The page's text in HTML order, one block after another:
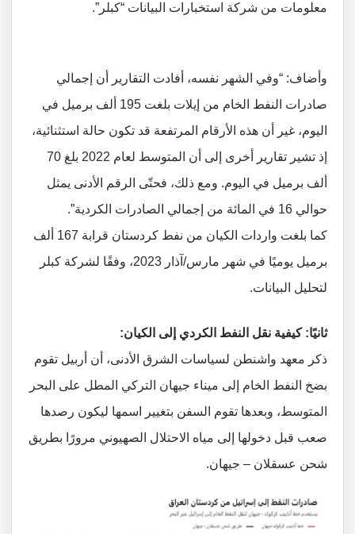
معلومات من شركة استخبارات البيانات “كبلر”.
وأضاف: “وفي الشهر نفسه، أفادت التقارير أن إجمالي
صادرات النفط الخام من إيلات بلغت 195 ألف برميل في
اليوم، غير أن هذه الأرقام المرتفعة قد تكون حالة استثنائية،
إذ تشير تقارير أخرى إلى أن المتوسط لعام 2022 بلغ 70
ألف برميل في اليوم. ومع ذلك، فحتّى الرقم الأدنى يمثل
حوالي 16 في المائة من إجمالي الصادرات الكردية”.
كما بلغت واردات الكيان من نفط كردستان قرابة 167 ألف
برميل يوميًا في شهر مارس/آذار 2023، وفقًا لشركة كبلر
لتحليل البيانات.
ثانيًا: كيفية نقل النفط الكردي إلى الكيان:
ذكر معهد واشنطن لسياسات الشرق الأدنى، أن أربيل تقوم
بضخ النفط الخام إلى ميناء جيهان التركي المطل على البحر
المتوسط، وبعدها تقوم السفن بتغيير اسمها ليكون رصدها
صعب قبل دخولها إلى مياه الاحتلال الصهيوني مرورًا بطريق
شحن عسقلان – جيهان.